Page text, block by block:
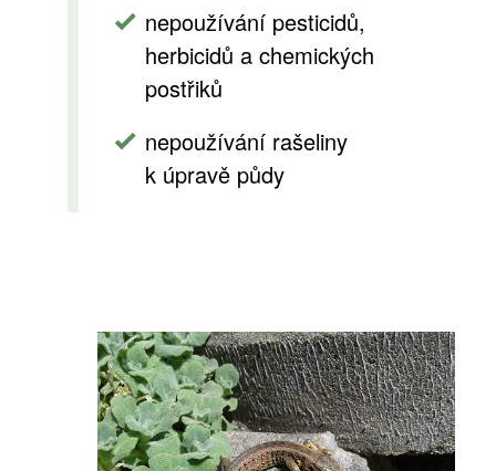
nepoužívání pesticidů,
herbicidů a chemických
postřiků
nepoužívání rašeliny
k úpravě půdy